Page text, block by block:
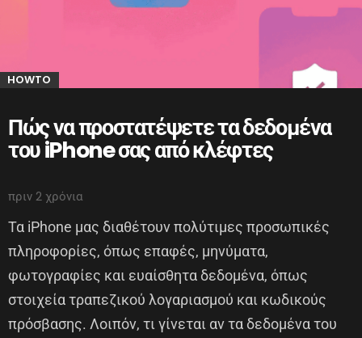
HOWTO
Πώς να προστατέψετε τα δεδομένα
του iPhone σας από κλέφτες
πριν 2 χρόνια
Τα iPhone μας διαθέτουν πολύτιμες προσωπικές
πληροφορίες, όπως επαφές, μηνύματα,
φωτογραφίες και ευαίσθητα δεδομένα, όπως
στοιχεία τραπεζικού λογαριασμού και κωδικούς
πρόσβασης. Λοιπόν, τι γίνεται αν τα δεδομένα του